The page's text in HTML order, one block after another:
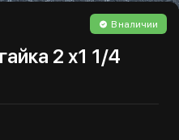
В наличии
2 х1 1/4